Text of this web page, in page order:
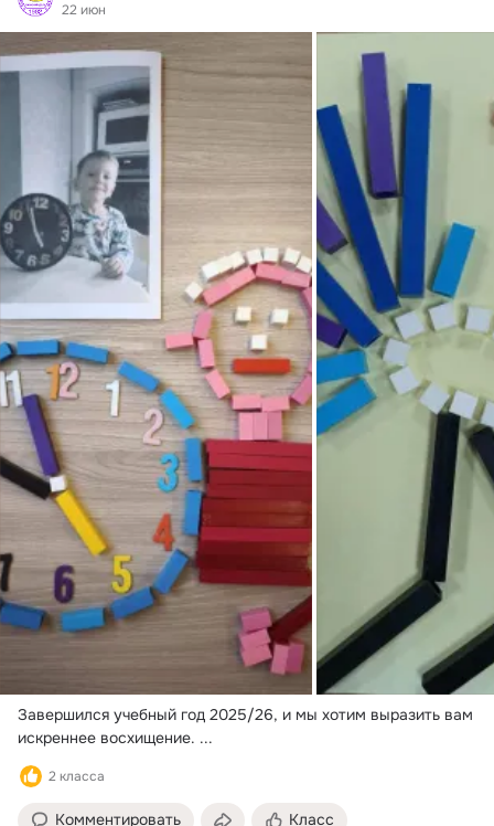
22 июн
Завершился учебный год 2025/26, и мы хотим выразить вам
искреннее восхищение. ...
2 класса
Комментировать Класс